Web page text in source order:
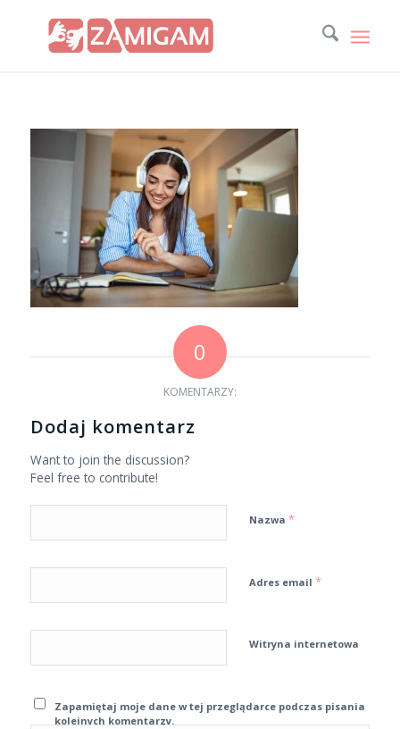
0
KOMENTARZY:
Dodaj komentarz
Want to join the discussion?
Feel free to contribute!
Nazwa *
Adres email *
Witryna internetowa
Zapamiętaj moje dane w tej przeglądarce podczas pisania
kolejnych komentarzy.